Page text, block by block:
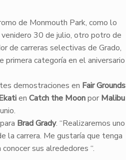
de Monmouth Park, como lo
30 de julio, otro potro de
de carreras selectivas de Grado,
categoría en el aniversario
demostraciones en Fair Grounds
en Catch the Moonpor Malibu
Brad Grady. “Realizaremos uno
la carrera. Me gustaría que tenga
sus alrededores “.